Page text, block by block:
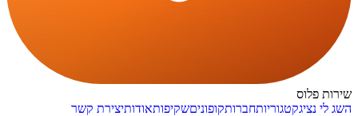
שירות פלוס
השג לי נציגקטגוריותחברותקופוניםשקיפותאודותיצירת קשר